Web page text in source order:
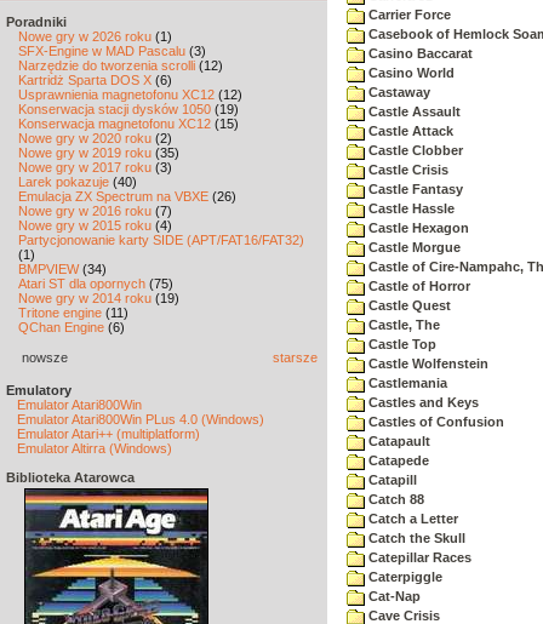
Poradniki
Nowe gry w 2026 roku (1)
SFX-Engine w MAD Pascalu (3)
Narzędzie do tworzenia scrolli (12)
Kartridż Sparta DOS X (6)
Usprawnienia magnetofonu XC12 (12)
Konserwacja stacji dysków 1050 (19)
Konserwacja magnetofonu XC12 (15)
Nowe gry w 2020 roku (2)
Nowe gry w 2019 roku (35)
Nowe gry w 2017 roku (3)
Larek pokazuje (40)
Emulacja ZX Spectrum na VBXE (26)
Nowe gry w 2016 roku (7)
Nowe gry w 2015 roku (4)
Partycjonowanie karty SIDE (APT/FAT16/FAT32)
(1)
BMPVIEW(34)
Atari ST dla opornych (75)
Nowe gry w 2014 roku (19)
Tritone engine (11)
QChan Engine (6)
nowsze starsze
Emulatory
Emulator Atari800Win
Emulator Atari800Win PLus 4.0 (Windows)
Emulator Atari++ (multiplatform)
Emulator Altirra (Windows)
Biblioteka Atarowca
Carrier Force
Casebook of Hemlock
Casino Baccarat
Casino World
Castaway
Castle Assault
Castle Attack
Castle Clobber
Castle Crisis
Castle Fantasy
Castle Hassle
Castle Hexagon
Castle Morgue
Castle of Cire-Nampahc,
Castle of Horror
Castle Quest
Castle, The
Castle Top
Castle Wolfenstein
Castlemania
Castles and Keys
Castles of Confusion
Catapault
Catapede
Catapill
Catch 88
Catch a Letter
Catch the Skull
Catepillar Races
Caterpiggle
Cat-Nap
Cave Crisis